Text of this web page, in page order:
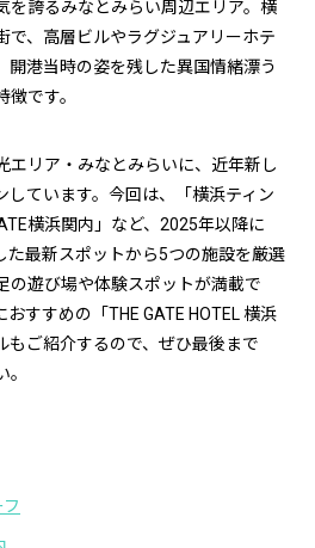
を誇るみなとみらい周辺エリア。横
で、高層ビルやラグジュアリーホテ
開港当時の姿を残した異国情緒漂う
です。
エリア・みなとみらいに、近年新し
しています。今回は、「横浜ティン
横浜関内」など、2025年以降に
た最新スポットから5つの施設を厳選
の遊び場や体験スポットが満載で
すすめの「THE GATE HOTEL 横浜
もご紹介するので、ぜひ最後まで